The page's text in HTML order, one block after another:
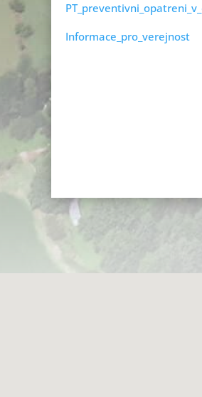
Informace_pro_verejnost